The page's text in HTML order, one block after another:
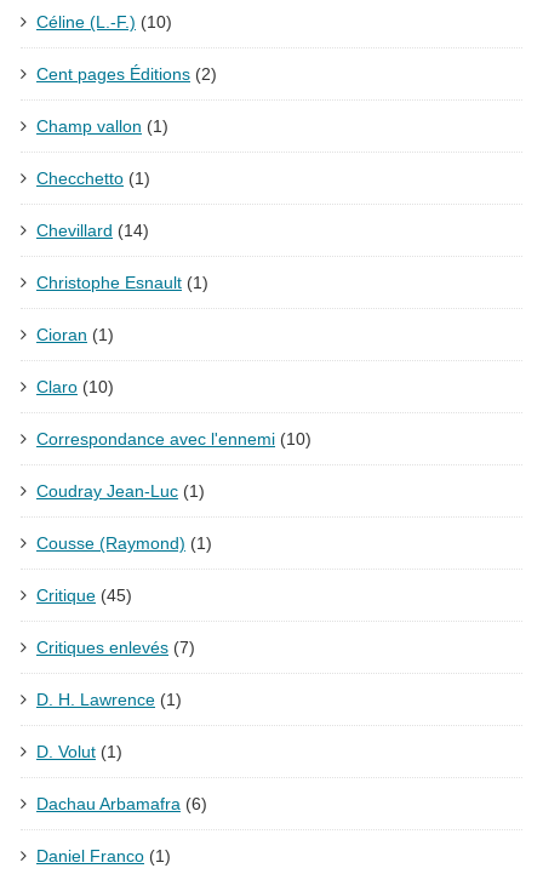
Céline (L.-F.) (10)
Cent pages Éditions (2)
Champ vallon (1)
Checchetto (1)
Chevillard (14)
Christophe Esnault (1)
Cioran (1)
Claro (10)
Correspondance avec l'ennemi (10)
Coudray Jean-Luc (1)
Cousse (Raymond) (1)
Critique (45)
Critiques enlevés (7)
D. H. Lawrence (1)
D. Volut (1)
Dachau Arbamafra (6)
Daniel Franco (1)